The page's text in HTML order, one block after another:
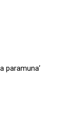
paramuna’